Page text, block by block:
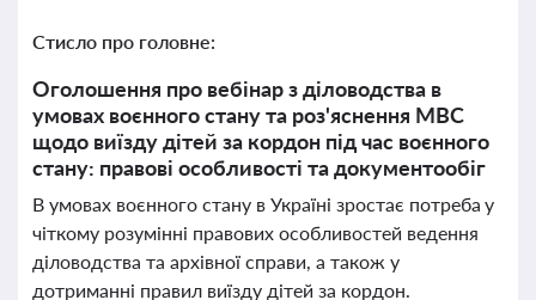
Стисло про головне:
Оголошення про вебінар з діловодства в
умовах воєнного стану та роз'яснення МВС
щодо виїзду дітей за кордон під час воєнного
стану: правові особливості та документообіг
В умовах воєнного стану в Україні зростає потреба у
чіткому розумінні правових особливостей ведення
діловодства та архівної справи, а також у
дотриманні правил виїзду дітей за кордон.